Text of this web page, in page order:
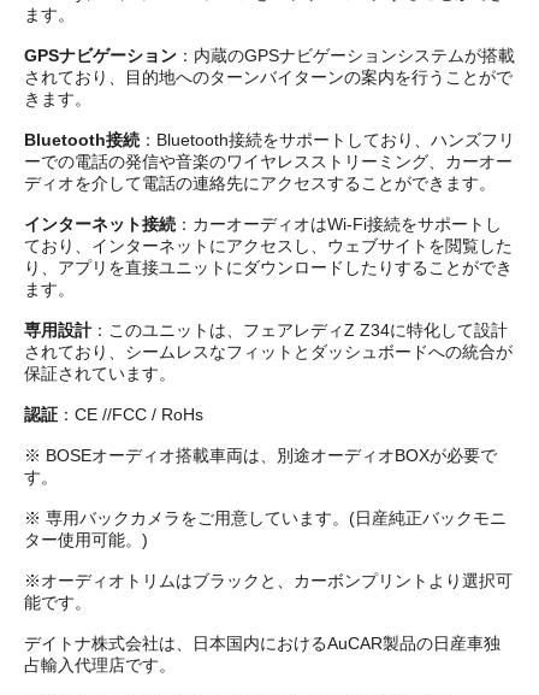
ます。
GPSナビゲーション ：内蔵のGPSナビゲーションシステムが搭載
されており、目的地へのターンバイターンの案内を行うことがで
きます。
Bluetooth接続 ：Bluetooth接続をサポートしており、ハンズフリ
ーでの電話の発信や音楽のワイヤレスストリーミング、カーオー
ディオを介して電話の連絡先にアクセスすることができます。
インターネット接続 ：カーオーディオはWi-Fi接続をサポートし
ており、インターネットにアクセスし、ウェブサイトを閲覧した
り、アプリを直接ユニットにダウンロードしたりすることができ
ます。
専用設計：このユニットは、フェアレディZ Z34に特化して設計
されており、シームレスなフィットとダッシュボードへの統合が
保証されています。
認証 ：CE //FCC / RoHs
※ BOSEオーディオ搭載車両は、別途オーディオBOXが必要で
す。
※ 専用バックカメラをご用意しています。(日産純正バックモニ
ター使用可能。)
※オーディオトリムはブラックと、カーボンプリントより選択可
能です。
デイトナ株式会社は、日本国内におけるAuCAR製品の日産車独
占輸入代理店です。